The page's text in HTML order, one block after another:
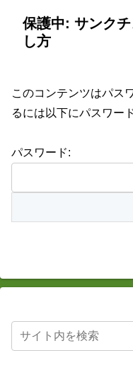
保護中: サンク
し方
このコンテンツはパス
るには以下にパスワー
パスワード: